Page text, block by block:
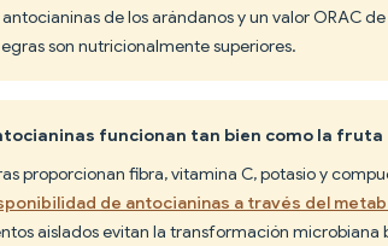
antocianinas de los arándanos y un valor ORAC
son nutricionalmente superiores.
funcionan tan bien como la
proporcionan fibra, vitamina C, potasio y
de antocianinas a través del
aislados evitan la transformación microbiana